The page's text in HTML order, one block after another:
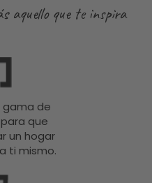
aquello que te inspira
gama de
que
un hogar
ti mismo.